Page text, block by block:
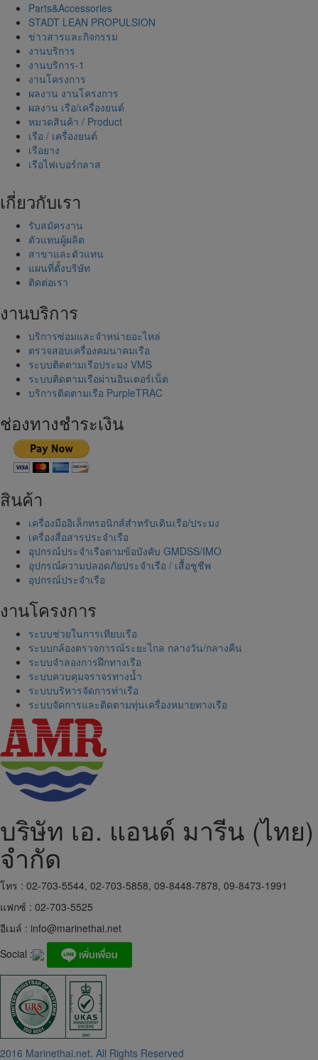
Parts&Accessories
STADT LEAN PROPULSION
ข่าวสารและกิจกรรม
งานบริการ
งานบริการ-1
งานโครงการ
ผลงาน งานโครงการ
ผลงาน เรือ/เครื่องยนต์
หมวดสินค้า / Product
เรือ / เครื่องยนต์
เรือยาง
เรือไฟเบอร์กลาส
เกี่ยวกับเรา
รับสมัครงาน
ตัวแทนผู้ผลิต
สาขาและตัวแทน
แผนที่ตั้งบริษัท
ติดต่อเรา
งานบริการ
บริการซ่อมและจำหน่ายอะไหล่
ตรวจสอบเครื่องคมนาคมเรือ
ระบบติดตามเรือประมง VMS
ระบบติดตามเรือผ่านอินเตอร์เน็ต
บริการติดตามเรือ PurpleTRAC
ช่องทางชำระเงิน
สินค้า
เครื่องมืออิเล็กทรอนิกส์สำหรับเดินเรือ/ประมง
เครื่องสื่อสารประจำเรือ
อุปกรณ์ประจำเรือตามข้อบังคับ GMDSS/IMO
อุปกรณ์ความปลอดภัยประจำเรือ / เสื้อชูชีพ
อุปกรณ์ประจำเรือ
งานโครงการ
ระบบช่วยในการเทียบเรือ
ระบบกล้องตรวจการณ์ระยะไกล กลางวัน/กลางคืน
ระบบจำลองการฝึกทางเรือ
ระบบควบคุมจราจรทางน้ำ
ระบบบริหารจัดการท่าเรือ
ระบบจัดการและติดตามทุ่นเครื่องหมายทางเรือ
บริษัท เอ. แอนด์ มารีน (ไทย)
จำกัด
โทร : 02-703-5544, 02-703-5858, 09-8448-7878, 09-8473-1991
แฟกซ์ : 02-703-5525
อีเมล์ : info@marinethai.net
Social :
2016 Marinethai.net. All Rights Reserved